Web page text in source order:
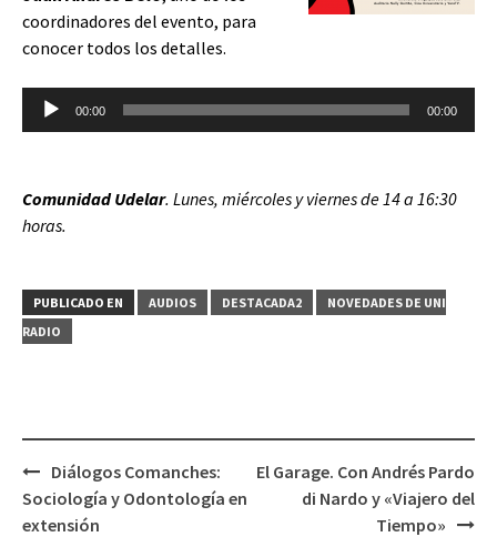
coordinadores del evento, para
conocer todos los detalles.
Reproductor
00:00 00:00
Comunidad Udelar. Lunes, miércoles y viernes de 14 a 16:30
horas.
PUBLICADO EN AUDIOS DESTACADA2
NOVEDADES DE UNI
RADIO
Navegación
de
Diálogos Comanches:
Sociología y Odontología en
extensión
El Garage. Con Andrés Pardo
di Nardo y «Viajero del
Tiempo»